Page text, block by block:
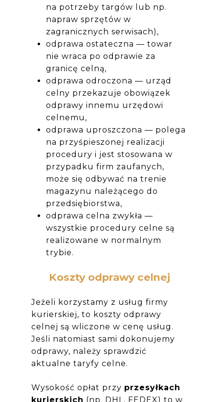
na potrzeby targów lub np.
napraw sprzętów w
zagranicznych serwisach),
odprawa ostateczna — towar
nie wraca po odprawie za
granicę celną,
odprawa odroczona — urząd
celny przekazuje obowiązek
odprawy innemu urzędowi
celnemu,
odprawa uproszczona — polega
na przyśpieszonej realizacji
procedury i jest stosowana w
przypadku firm zaufanych,
może się odbywać na trenie
magazynu należącego do
przedsiębiorstwa,
odprawa celna zwykła —
wszystkie procedury celne są
realizowane w normalnym
trybie.
Koszty odprawy celnej
Jeżeli korzystamy z usług firmy
kurierskiej, to koszty odprawy
celnej są wliczone w cenę usług.
Jeśli natomiast sami dokonujemy
odprawy, należy sprawdzić
aktualne taryfy celne.
Wysokość opłat przy przesyłkach
kurierskich (np. DHL, FEDEX) to w